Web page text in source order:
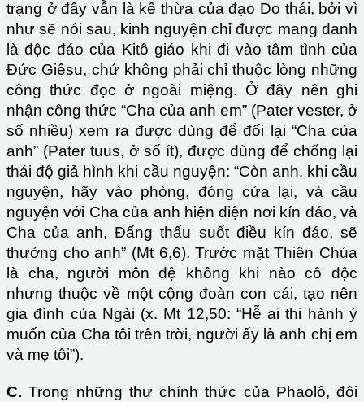
trạng ở đây vẫn là kế thừa của đạo Do thái, bởi vì
như sẽ nói sau, kinh nguyện chỉ được mang danh
là độc đáo của Kitô giáo khi đi vào tâm tình của
Đức Giêsu, chứ không phải chỉ thuộc lòng những
công thức đọc ở ngoài miệng. Ở đây nên ghi
nhận công thức “Cha của anh em” (Pater vester, ở
số nhiều) xem ra được dùng để đối lại “Cha của
anh” (Pater tuus, ở số ít), được dùng để chống lại
thái độ giả hình khi cầu nguyện: “Còn anh, khi cầu
nguyện, hãy vào phòng, đóng cửa lại, và cầu
nguyện với Cha của anh hiện diện nơi kín đáo, và
Cha của anh, Đấng thấu suốt điều kín đáo, sẽ
thưởng cho anh” (Mt 6,6). Trước mặt Thiên Chúa
là cha, người môn đệ không khi nào cô độc
nhưng thuộc về một cộng đoàn con cái, tạo nên
gia đình của Ngài (x. Mt 12,50: “Hễ ai thi hành ý
muốn của Cha tôi trên trời, người ấy là anh chị em
và mẹ tôi”).
C. Trong những thư chính thức của Phaolô, đôi